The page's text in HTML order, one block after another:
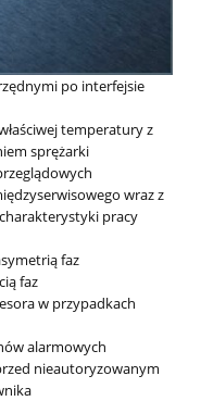
po interfejsie
temperatury z
sprężarki
wraz z
pracy
faz
faz
w przypadkach
alarmowych
nieautoryzowanym